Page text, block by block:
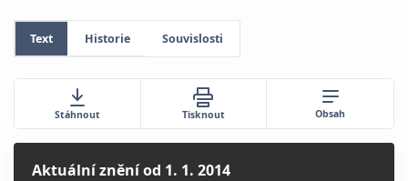
Text Historie Souvislosti
Stáhnout Tisknout Obsah
Aktuální zněníod 1. 1. 2014